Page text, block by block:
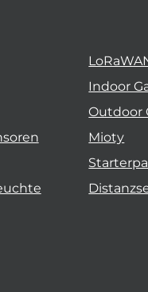
Indoor
Outdoor
Mioty